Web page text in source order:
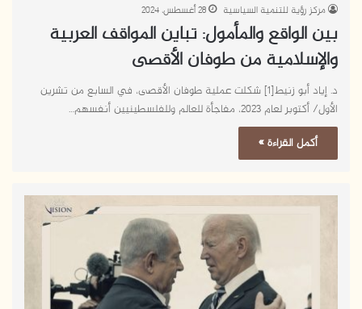
مركز رؤية للتنمية السياسية 28 أغسطس، 2024
بين الواقع والمأمول: تباين المواقف العربية
والإسلامية من طوفان الأقصى
د. إياد أبو زنيط[1] شكلت عملية طوفان الأقصى، في السابع من تشرين
الأول/ أكتوبر لعام 2023، مفاجأة للعالم وللفلسطينيين أنفسهم…
أكمل القراءة »